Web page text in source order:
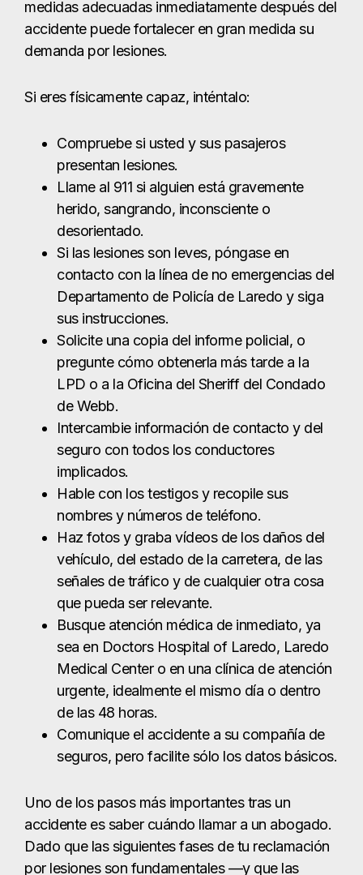
Llame al 911 si alguien está gravemente
herido, sangrando, inconsciente o
desorientado.
contacto con la línea de no emergencias del
sus instrucciones.
Solicite una copia del informe policial, o
pregunte cómo obtenerla más tarde a la
LPD o a la Oficina del Sheriff del Condado
de Webb.
Intercambie información de contacto y del
seguro con todos los conductores
implicados.
Hable con los testigos y recopile sus
nombres y números de teléfono.
Haz fotos y graba vídeos de los daños del
vehículo, del estado de la carretera, de las
señales de tráfico y de cualquier otra cosa
que pueda ser relevante.
Busque atención médica de inmediato, ya
sea en Doctors Hospital of Laredo, Laredo
Medical Center o en una clínica de atención
urgente, idealmente el mismo día o dentro
de las 48 horas.
Comunique el accidente a su compañía de
seguros, pero facilite sólo los datos básicos.
Uno de los pasos más importantes tras un
accidente es saber cuándo llamar a un abogado.
Dado que las siguientes fases de tu reclamación
por lesiones son fundamentales —y que las
aseguradoras suelen actuar con rapidez para
proteger sus intereses—, deberías ponerte en
contacto con The Law Giant antes posible.
Protegeremos tus derechos, nos encargaremos
de las compañías de seguros y lucharemos por la
indemnización que mereces.